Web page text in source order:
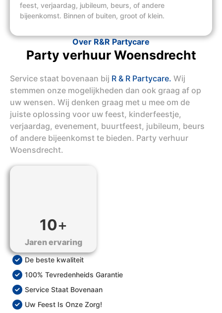
feest, verjaardag, jubileum, beurs, of andere
bijeenkomst. Binnen of buiten, groot of klein.
Over R&R Partycare
Party verhuur Woensdrecht
Service staat bovenaan bij R & R Partycare. Wij
stemmen onze mogelijkheden dan ook graag af op
uw wensen. Wij denken graag met u mee om de
juiste oplossing voor uw feest, kinderfeestje,
verjaardag, evenement, buurtfeest, jubileum, beurs
of andere bijeenkomst te bieden. Party verhuur
Woensdrecht.
10+
Jaren ervaring
De beste kwaliteit
100% Tevredenheids Garantie
Service Staat Bovenaan
Uw Feest Is Onze Zorg!